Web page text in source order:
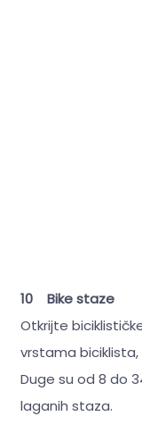
10 Bike staze
Otkrijte
vrstama
Duge su od 8 do
laganih staza.